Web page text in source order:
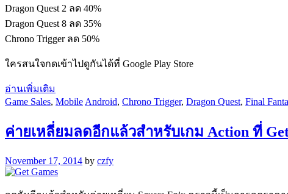
Dragon Quest 2 ลด 40%
Dragon Quest 8 ลด 35%
Chrono Trigger ลด 50%
ใครสนใจกดเข้าไปดูกันได้ที่ Google Play Store
อ่านเพิ่มเติม
Game Sales, MobileAndroid, Chrono Trigger, Dragon Quest, Final
ค่ายเหลี่ยมลดอีกแล้วสำหรับเกม Action ที่
November 17, 2014 by czfy